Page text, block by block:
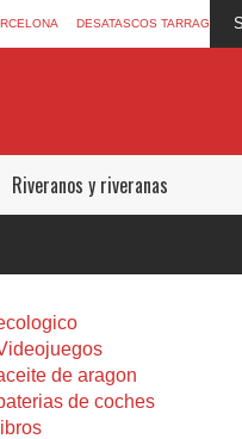
DESATASCOS TARRAGONA
Riveranos y riveranas
de aragon
de coches
libros